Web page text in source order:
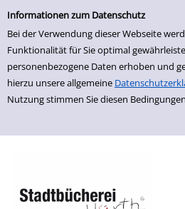
Einfache Suche
Informationen zum Datenschutz
Bei der Verwendung dieser Webseite
Funktionalität für Sie optimal
personenbezogene Daten erhoben und
hierzu unsere allgemeine
Nutzung stimmen Sie diesen
zur Navigation springen
zum Inhalt springen
Zur Detailanzeige springen